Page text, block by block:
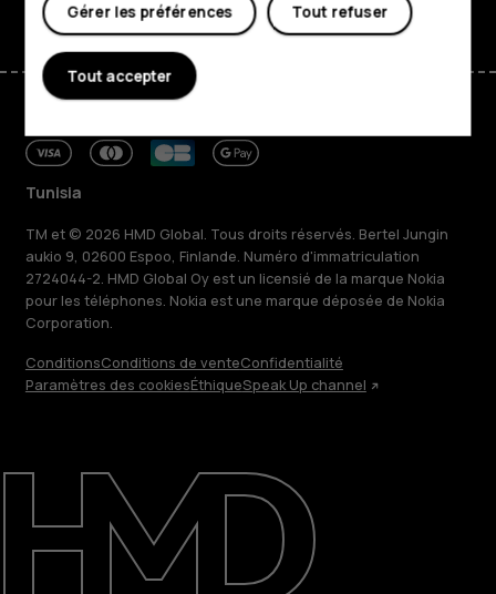
Réparer, réutiliser, recycler
Responsable
Assistance
Tunisia
TM et © 2026 HMD Global. Tous droits réservés. Bertel Jungin
aukio 9, 02600 Espoo, Finlande. Numéro d'immatriculation
2724044-2. HMD Global Oy est un licensié de la marque Nokia
pour les téléphones. Nokia est une marque déposée de Nokia
Corporation.
ConditionsConditions de venteConfidentialité
Paramètres des cookiesÉthiqueSpeak Up channel
Tout refuser
Gérer les préférences
Tout accepter